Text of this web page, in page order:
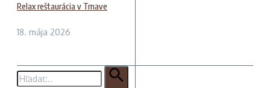
Relax reštaurácia v Trnave
18. mája 2026
Hľadať: